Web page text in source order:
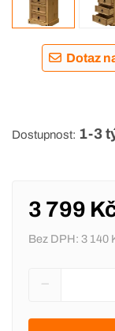
Dotaz
Dostupnost: 1-3
3 799
Bez DPH: 3 140